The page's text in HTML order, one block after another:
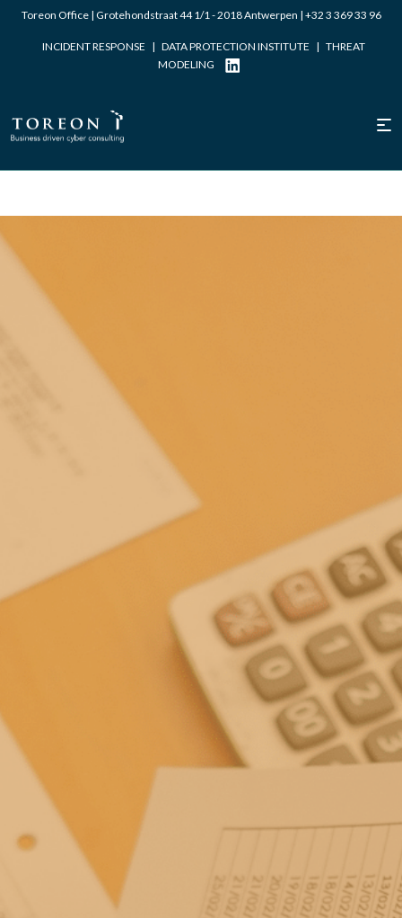
Toreon Office | Grotehondstraat 44 1/1 - 2018 Antwerpen | +32 3 369 33 96
INCIDENT RESPONSE | DATA PROTECTION INSTITUTE | THREAT
MODELING